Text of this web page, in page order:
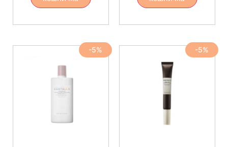
-5% -5%